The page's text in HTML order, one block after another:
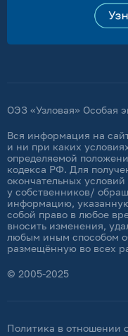
ОЭЗ «Узловая» Особая
Вся информация на
и ни при каких
определяемой
кодекса РФ. Для
окончательных
у собственников/
информацию,
собой право в любое
вносить изменения,
любым иным способом
размещённую во всех
© 2005-2025
Политика в отношении